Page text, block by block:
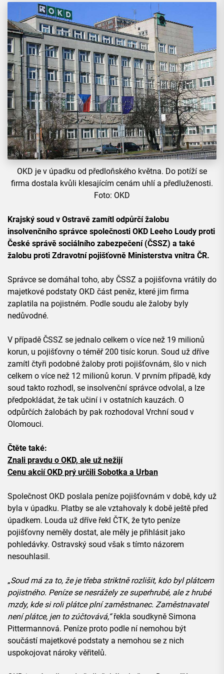
OKD je v úpadku od předloňského května. Do potíží se
firma dostala kvůli klesajícím cenám uhlí a předluženosti.
Foto: OKD
Krajský soud v Ostravě zamítl odpůrčí žalobu
insolvenčního správce společnosti OKD Leeho Loudy proti
České správě sociálního zabezpečení (ČSSZ) a také
žalobu proti Zdravotní pojišťovně Ministerstva vnitra ČR.
Správce se domáhal toho, aby ČSSZ a pojišťovna vrátily do
majetkové podstaty OKD část peněz, které jim firma
zaplatila na pojistném. Podle soudu ale žaloby byly
nedůvodné.
V případě ČSSZ se jednalo celkem o více než 19 milionů
korun, u pojišťovny o téměř 200 tisíc korun. Soud už dříve
zamítl čtyři podobné žaloby proti pojišťovnám, šlo v nich
celkem o více než 12 milionů korun. V prvním případě, kdy
soud takto rozhodl, se insolvenční správce odvolal, a lze
předpokládat, že tak učiní i v ostatních kauzách. O
odpůrčích žalobách by pak rozhodoval Vrchní soud v
Olomouci.
Čtěte také:
Znali pravdu o OKD, ale už nežijí
Cenu akcií OKD prý určili Sobotka a Urban
Společnost OKD poslala peníze pojišťovnám v době, kdy už
byla v úpadku. Platby se ale vztahovaly k době ještě před
úpadkem. Louda už dříve řekl ČTK, že tyto peníze
pojišťovny neměly dostat, ale měly je přihlásit jako
pohledávky. Ostravský soud však s tímto názorem
nesouhlasil.
„Soud má za to, že je třeba striktně rozlišit, kdo byl plátcem
pojistného. Peníze se nesrážely ze superhrubé, ale z hrubé
mzdy, kde si roli plátce plní zaměstnanec. Zaměstnavatel
není plátce, jen to zúčtovává,“řekla soudkyně Simona
Pittermannová. Peníze proto podle ní nemohou být
součástí majetkové podstaty a nemohou se z nich
uspokojovat nároky věřitelů.